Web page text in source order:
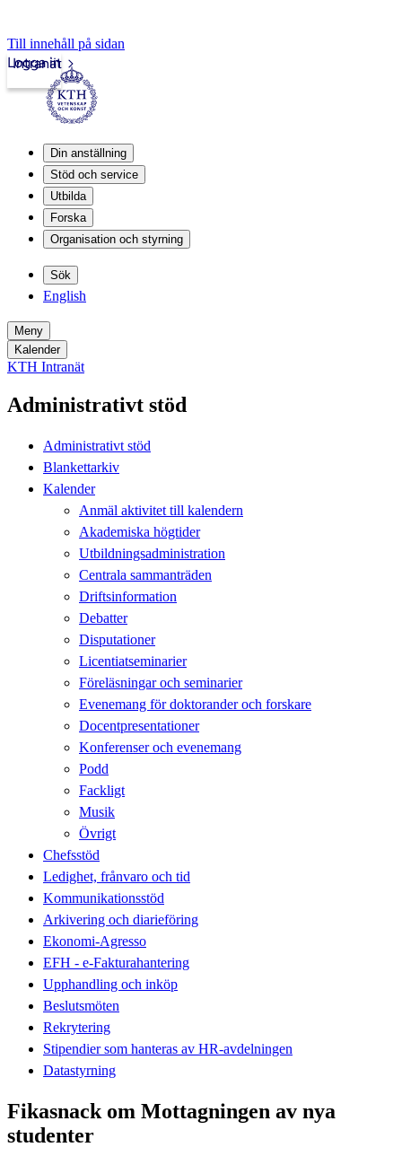
Till innehåll på sidan
Intranät
Logga in
Din anställning
Stöd och service
Utbilda
Forska
Organisation och styrning
Sök
English
Meny
Kalender
KTH Intranät
Administrativt stöd
Administrativt stöd
Blankettarkiv
Kalender
Anmäl aktivitet till kalendern
Akademiska högtider
Utbildningsadministration
Centrala sammanträden
Driftsinformation
Debatter
Disputationer
Licentiatseminarier
Föreläsningar och seminarier
Evenemang för doktorander och forskare
Docentpresentationer
Konferenser och evenemang
Podd
Fackligt
Musik
Övrigt
Chefsstöd
Ledighet, frånvaro och tid
Kommunikationsstöd
Arkivering och diarieföring
Ekonomi-Agresso
EFH - e-Fakturahantering
Upphandling och inköp
Beslutsmöten
Rekrytering
Stipendier som hanteras av HR-avdelningen
Datastyrning
Fikasnack om Mottagningen av nya
studenter